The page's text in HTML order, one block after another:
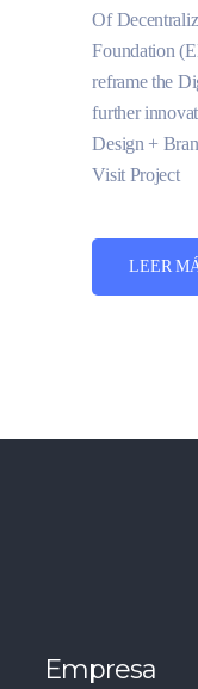
Of
Foundation
reframe the
further
Design +
Visit Project
LEER
Empresa